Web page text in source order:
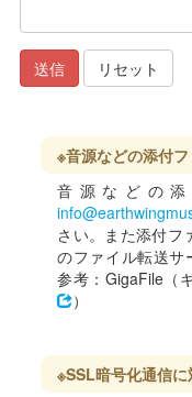
送信 リセット
※音源などの添付
音源などの
さい。また添付フ
のファイル転送サ
参考：GigaFile（
）
※SSL暗号化通信に